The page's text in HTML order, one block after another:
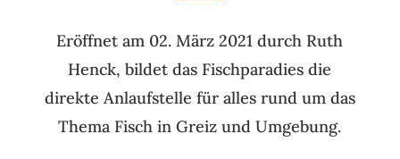
Eröffnet am 02. März 2021 durch Ruth
Henck, bildet das Fischparadies die
direkte Anlaufstelle für alles rund um das
Thema Fisch in Greiz und Umgebung.